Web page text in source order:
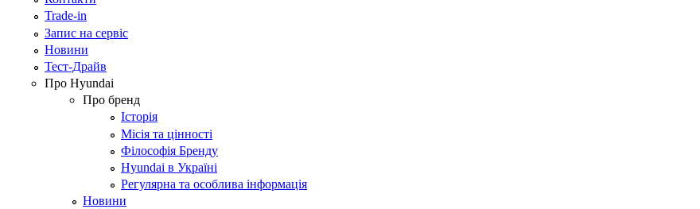
Trade-in
Запис на сервіс
Новини
Тест-Драйв
Про Hyundai
Про бренд
Історія
Місія та цінності
Філософія Бренду
Hyundai в Україні
Регулярна та особлива інформація
Новини